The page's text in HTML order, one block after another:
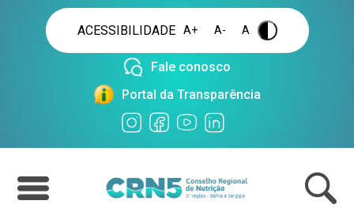
ACESSIBILIDADE A+ A- A .
Fale conosco
Portal da Transparência